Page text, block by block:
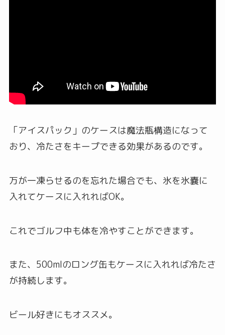
「アイスパック」のケースは魔法瓶構造になって
おり、冷たさをキープできる効果があるのです。
万が一凍らせるのを忘れた場合でも、氷を氷嚢に
入れてケースに入れればOK。
これでゴルフ中も体を冷やすことができます。
また、500mlのロング缶もケースに入れれば冷たさ
が持続します。
ビール好きにもオススメ。